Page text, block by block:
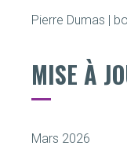
Pierre Dumas |
MISE À
Mars 2026